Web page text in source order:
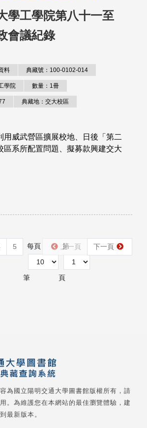
學工學院第八十一至
會議紀錄
料 典藏號：100-0102-014
學院 數量：1冊
典藏地：交大校區
用威武營區擴展校地、日後「第二
區系所配置問題、擬募款興建交大
5 每頁
筆
第
頁
上一頁 下一頁
為國立陽明交通大學圖書館版權所有，請
。為維護您在本網站的最佳瀏覽體驗，建
最新版本。